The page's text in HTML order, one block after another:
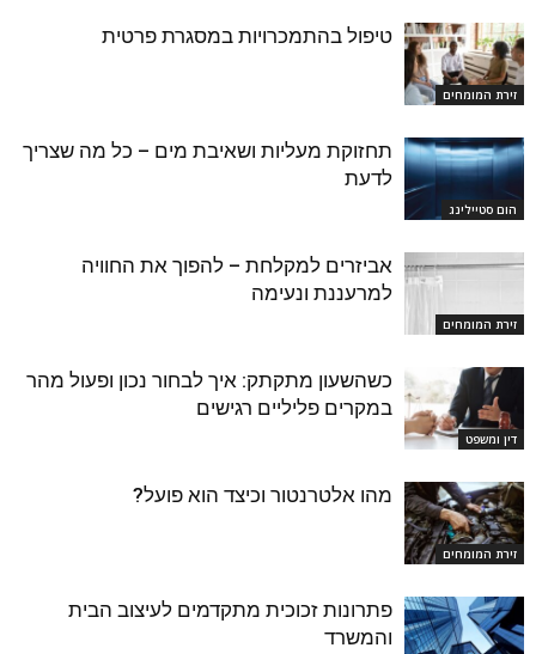
זירת המומחים
טיפול בהתמכרויות במסגרת פרטית
הום סטיילינג
תחזוקת מעליות ושאיבת מים – כל מה שצריך
לדעת
זירת המומחים
אביזרים למקלחת – להפוך את החוויה
למרעננת ונעימה
דין ומשפט
כשהשעון מתקתק: איך לבחור נכון ופעול מהר
במקרים פליליים רגישים
זירת המומחים
מהו אלטרנטור וכיצד הוא פועל?
פתרונות זכוכית מתקדמים לעיצוב הבית
והמשרד